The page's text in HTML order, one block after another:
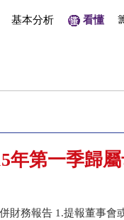
基本分析 看懂
年第一季歸
財務報告 1.提報董事會